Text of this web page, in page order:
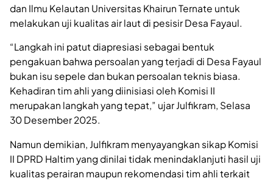
dan Ilmu Kelautan Universitas Khairun Ternate untuk
melakukan uji kualitas air laut di pesisir Desa Fayaul.
“Langkah ini patut diapresiasi sebagai bentuk
pengakuan bahwa persoalan yang terjadi di Desa Fayaul
bukan isu sepele dan bukan persoalan teknis biasa.
Kehadiran tim ahli yang diinisiasi oleh Komisi II
merupakan langkah yang tepat,” ujar Julfikram, Selasa
30 Desember 2025.
Namun demikian, Julfikram menyayangkan sikap Komisi
II DPRD Haltim yang dinilai tidak menindaklanjuti hasil uji
kualitas perairan maupun rekomendasi tim ahli terkait